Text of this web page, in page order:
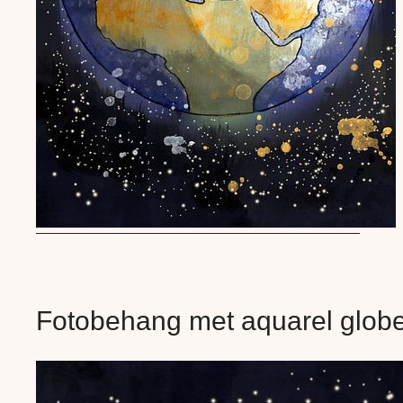
Fotobehang met aquarel